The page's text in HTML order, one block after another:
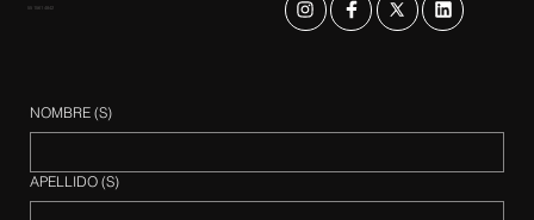
NOMBRE (S)
APELLIDO (S)
55 1561 4842